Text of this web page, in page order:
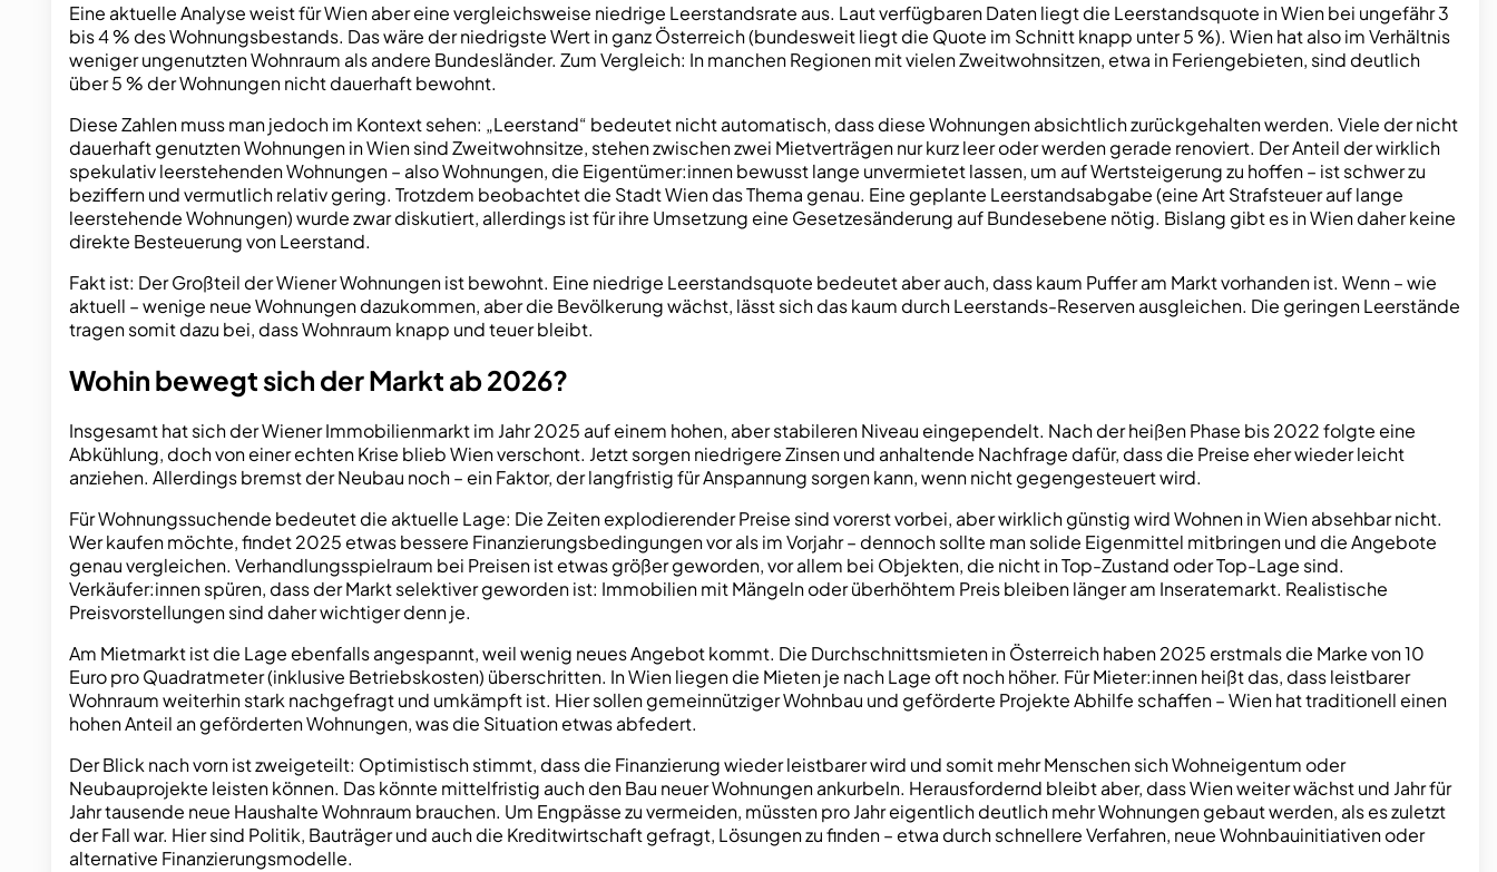
Eine aktuelle Analyse weist für Wien aber eine vergleichsweise niedrige Leerstandsrate aus. Laut verfügbaren Daten liegt die Leerstandsquote in Wien bei ungefähr 3
bis 4 % des Wohnungsbestands. Das wäre der niedrigste Wert in ganz Österreich (bundesweit liegt die Quote im Schnitt knapp unter 5 %). Wien hat also im Verhältnis
weniger ungenutzten Wohnraum als andere Bundesländer. Zum Vergleich: In manchen Regionen mit vielen Zweitwohnsitzen, etwa in Feriengebieten, sind deutlich
über 5 % der Wohnungen nicht dauerhaft bewohnt.
Diese Zahlen muss man jedoch im Kontext sehen: „Leerstand“ bedeutet nicht automatisch, dass diese Wohnungen absichtlich zurückgehalten werden. Viele der nicht
dauerhaft genutzten Wohnungen in Wien sind Zweitwohnsitze, stehen zwischen zwei Mietverträgen nur kurz leer oder werden gerade renoviert. Der Anteil der wirklich
spekulativ leerstehenden Wohnungen – also Wohnungen, die Eigentümer:innen bewusst lange unvermietet lassen, um auf Wertsteigerung zu hoffen – ist schwer zu
beziffern und vermutlich relativ gering. Trotzdem beobachtet die Stadt Wien das Thema genau. Eine geplante Leerstandsabgabe (eine Art Strafsteuer auf lange
leerstehende Wohnungen) wurde zwar diskutiert, allerdings ist für ihre Umsetzung eine Gesetzesänderung auf Bundesebene nötig. Bislang gibt es in Wien daher keine
direkte Besteuerung von Leerstand.
Fakt ist: Der Großteil der Wiener Wohnungen ist bewohnt. Eine niedrige Leerstandsquote bedeutet aber auch, dass kaum Puffer am Markt vorhanden ist. Wenn – wie
aktuell – wenige neue Wohnungen dazukommen, aber die Bevölkerung wächst, lässt sich das kaum durch Leerstands-Reserven ausgleichen. Die geringen Leerstände
tragen somit dazu bei, dass Wohnraum knapp und teuer bleibt.
Wohin bewegt sich der Markt ab 2026?
Insgesamt hat sich der Wiener Immobilienmarkt im Jahr 2025 auf einem hohen, aber stabileren Niveau eingependelt. Nach der heißen Phase bis 2022 folgte eine
Abkühlung, doch von einer echten Krise blieb Wien verschont. Jetzt sorgen niedrigere Zinsen und anhaltende Nachfrage dafür, dass die Preise eher wieder leicht
anziehen. Allerdings bremst der Neubau noch – ein Faktor, der langfristig für Anspannung sorgen kann, wenn nicht gegengesteuert wird.
Für Wohnungssuchende bedeutet die aktuelle Lage: Die Zeiten explodierender Preise sind vorerst vorbei, aber wirklich günstig wird Wohnen in Wien absehbar nicht.
Wer kaufen möchte, findet 2025 etwas bessere Finanzierungsbedingungen vor als im Vorjahr – dennoch sollte man solide Eigenmittel mitbringen und die Angebote
genau vergleichen. Verhandlungsspielraum bei Preisen ist etwas größer geworden, vor allem bei Objekten, die nicht in Top-Zustand oder Top-Lage sind.
Verkäufer:innen spüren, dass der Markt selektiver geworden ist: Immobilien mit Mängeln oder überhöhtem Preis bleiben länger am Inseratemarkt. Realistische
Preisvorstellungen sind daher wichtiger denn je.
Am Mietmarkt ist die Lage ebenfalls angespannt, weil wenig neues Angebot kommt. Die Durchschnittsmieten in Österreich haben 2025 erstmals die Marke von 10
Euro pro Quadratmeter (inklusive Betriebskosten) überschritten. In Wien liegen die Mieten je nach Lage oft noch höher. Für Mieter:innen heißt das, dass leistbarer
Wohnraum weiterhin stark nachgefragt und umkämpft ist. Hier sollen gemeinnütziger Wohnbau und geförderte Projekte Abhilfe schaffen – Wien hat traditionell einen
hohen Anteil an geförderten Wohnungen, was die Situation etwas abfedert.
Der Blick nach vorn ist zweigeteilt: Optimistisch stimmt, dass die Finanzierung wieder leistbarer wird und somit mehr Menschen sich Wohneigentum oder
Neubauprojekte leisten können. Das könnte mittelfristig auch den Bau neuer Wohnungen ankurbeln. Herausfordernd bleibt aber, dass Wien weiter wächst und Jahr für
Jahr tausende neue Haushalte Wohnraum brauchen. Um Engpässe zu vermeiden, müssten pro Jahr eigentlich deutlich mehr Wohnungen gebaut werden, als es zuletzt
der Fall war. Hier sind Politik, Bauträger und auch die Kreditwirtschaft gefragt, Lösungen zu finden – etwa durch schnellere Verfahren, neue Wohnbauinitiativen oder
alternative Finanzierungsmodelle.